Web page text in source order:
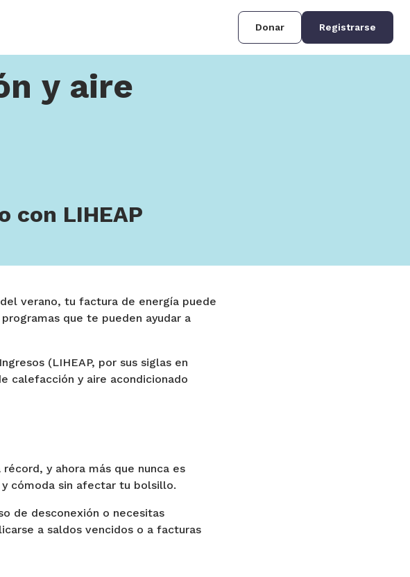
Donar Registrarse
y aire
con LIHEAP
verano, tu factura de energía puede
que te pueden ayudar a
(LIHEAP, por sus siglas en
calefacción y aire acondicionado
y ahora más que nunca es
cómoda sin afectar tu bolsillo.
de desconexión o necesitas
a saldos vencidos o a facturas